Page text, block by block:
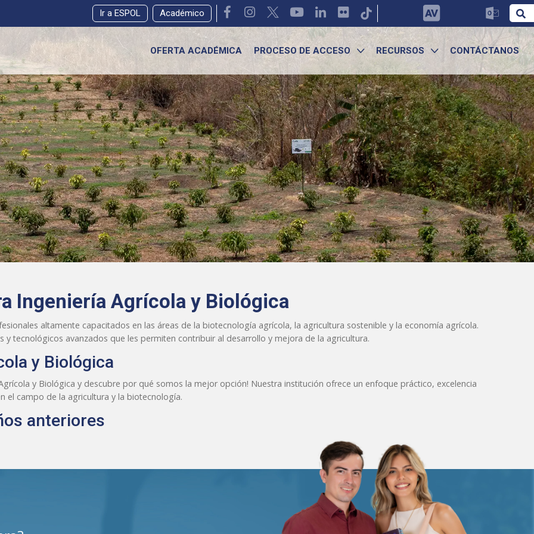
Ir a ESPOL Académico
OFERTA ACADÉMICA PROCESO DE ACCESO RECURSOS CONTÁCTANOS
Ingeniería Agrícola y Biológica
altamente capacitados en las áreas de la biotecnología agrícola, la agricultura sostenible y la economía agrícola.
tecnológicos avanzados que les permiten contribuir al desarrollo y mejora de la agricultura.
y Biológica
y Biológica y descubre por qué somos la mejor opción! Nuestra institución ofrece un enfoque práctico, excelencia
el campo de la agricultura y la biotecnología.
anteriores